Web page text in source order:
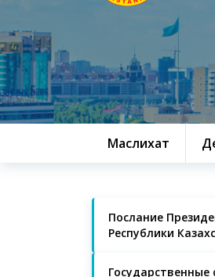
Маслихат
Послание
Республики